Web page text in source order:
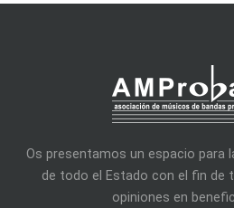
Os presentamos un espacio para
de todo el Estado con el fin de
opiniones en